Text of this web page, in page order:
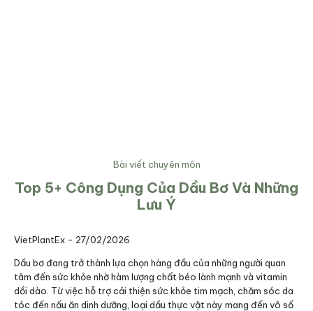
Bài viết chuyên môn
Top 5+ Công Dụng Của Dầu Bơ Và Những
Lưu Ý
VietPlantEx - 27/02/2026
Dầu bơ đang trở thành lựa chọn hàng đầu của những người quan
tâm đến sức khỏe nhờ hàm lượng chất béo lành mạnh và vitamin
dồi dào. Từ việc hỗ trợ cải thiện sức khỏe tim mạch, chăm sóc da
tóc đến nấu ăn dinh dưỡng, loại dầu thực vật này mang đến vô số